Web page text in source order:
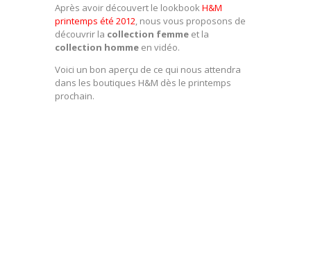
Après avoir découvert le lookbookH&M
printemps été 2012, nous vous proposons de
découvrir la collection femme et la
collection homme en vidéo.
Voici un bon aperçu de ce qui nous attendra
dans les boutiques H&M dès le printemps
prochain.